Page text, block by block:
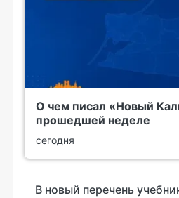
О чем писал «Новый
прошедшей неделе
сегодня
В новый перечень